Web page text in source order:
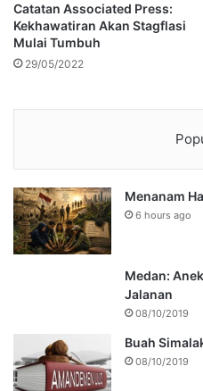
Catatan Associated Press:
Kekhawatiran Akan Stagflasi
Mulai Tumbuh
29/05/2022
Menanam
6 hours ago
Medan:
Jalanan
08/10/2019
Buah
08/10/2019